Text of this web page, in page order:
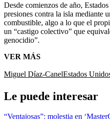
Desde comienzos de año,
presiones contra la isla mediante
combustible, algo a lo que el
un “castigo colectivo” que
genocidio”.
VER MÁS
Miguel Díaz-CanelEstados
Le puede interesar
“Ventajosas”: molestia en